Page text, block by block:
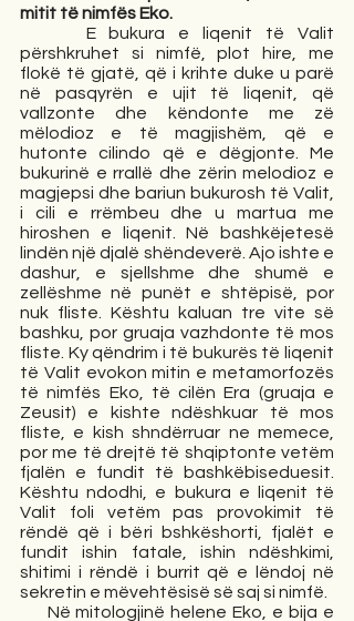
mitit të nimfës Eko.
përshkruhet si nimfë, plot hire, me
flokë të gjatë, që i krihte duke u parë
në pasqyrën e ujit të liqenit, që
vallzonte dhe këndonte me zë
mëlodioz e të magjishëm, që e
hutonte cilindo që e dëgjonte. Me
bukurinë e rrallë dhe zërin melodioz e
magjepsi dhe bariun bukurosh të Valit,
i cili e rrëmbeu dhe u martua me
hiroshen e liqenit. Në bashkëjetesë
lindën një djalë shëndeverë. Ajo ishte e
dashur, e sjellshme dhe shumë e
zellëshme në punët e shtëpisë, por
nuk fliste. Kështu kaluan tre vite së
bashku, por gruaja vazhdonte të mos
fliste. Ky qëndrim i të bukurës të liqenit
të Valit evokon mitin e metamorfozës
të nimfës Eko, të cilën Era (gruaja e
Zeusit) e kishte ndëshkuar të mos
fliste, e kish shndërruar ne memece,
por me të drejtë të shqiptonte vetëm
fjalën e fundit të bashkëbiseduesit.
Kështu ndodhi, e bukura e liqenit të
Valit foli vetëm pas provokimit të
rëndë që i bëri bshkëshorti, fjalët e
fundit ishin fatale, ishin ndëshkimi,
shitimi i rëndë i burrit që e lëndoj në
sekretin e mëvehtësisë së saj si nimfë.